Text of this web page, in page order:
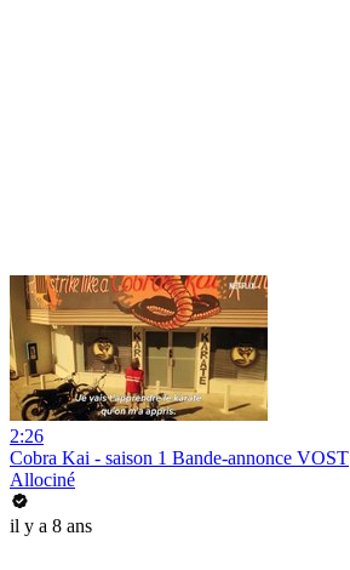
2:26
Cobra Kai - saison 1 Bande-annonce VOST
Allociné
il y a 8 ans